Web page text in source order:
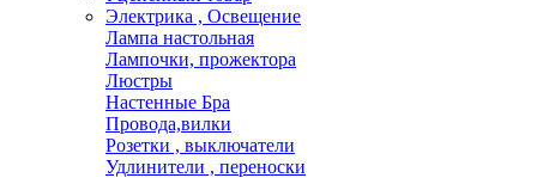
Электрика , Освещение
Лампа настольная
Лампочки, прожектора
Люстры
Настенные Бра
Провода,вилки
Розетки , выключатели
Удлинители , переноски